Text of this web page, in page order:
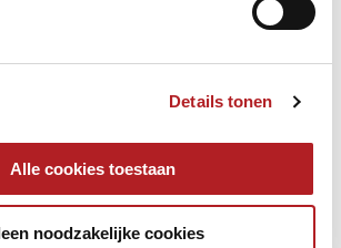
Details tonen
Alle cookies toestaan
noodzakelijke cookies